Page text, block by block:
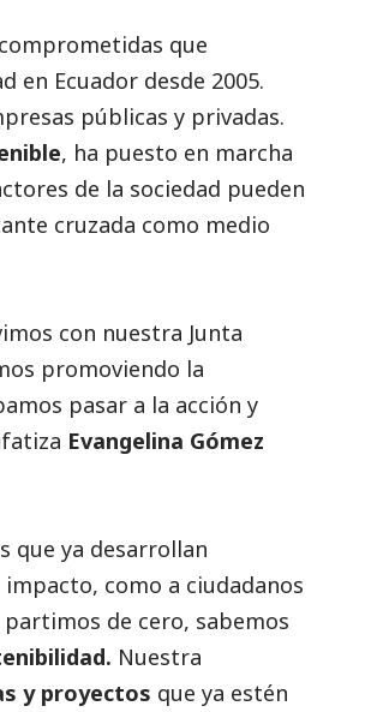
que
en Ecuador desde 2005.
públicas y privadas.
, ha puesto en marcha
de la sociedad pueden
cruzada como medio
con nuestra Junta
promoviendo la
pasar a la acción y
Evangelina Gómez
que ya desarrollan
como a ciudadanos
de cero, sabemos
Nuestra
y proyectos que ya estén